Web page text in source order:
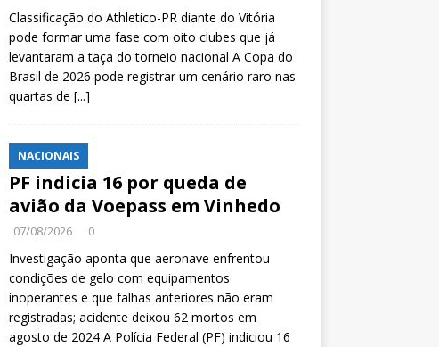
Classificação do Athletico-PR diante do Vitória
pode formar uma fase com oito clubes que já
levantaram a taça do torneio nacional A Copa do
Brasil de 2026 pode registrar um cenário raro nas
quartas de [...]
NACIONAIS
PF indicia 16 por queda de
avião da Voepass em Vinhedo
07/08/2026 0
Investigação aponta que aeronave enfrentou
condições de gelo com equipamentos
inoperantes e que falhas anteriores não eram
registradas; acidente deixou 62 mortos em
agosto de 2024 A Polícia Federal (PF) indiciou 16